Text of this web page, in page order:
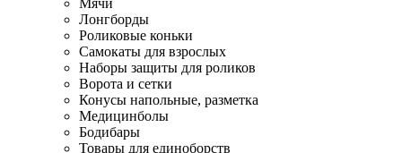
Мячи
Лонгборды
Роликовые коньки
Самокаты для взрослых
Наборы защиты для роликов
Ворота и сетки
Конусы напольные, разметка
Медицинболы
Бодибары
Товары для единоборств